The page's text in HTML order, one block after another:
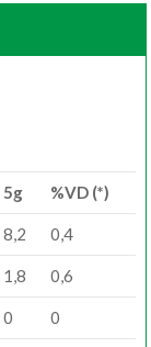
5g %VD (*)
8,2 0,4
1,8 0,6
0 0